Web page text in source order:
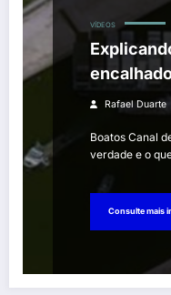
VÍDEOS
Rafael Duarte
Boatos Canal
verdade e o
Consulte mais